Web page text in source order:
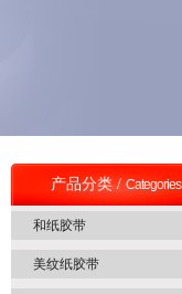
产品分类 /Categories
和纸胶带
美纹纸胶带